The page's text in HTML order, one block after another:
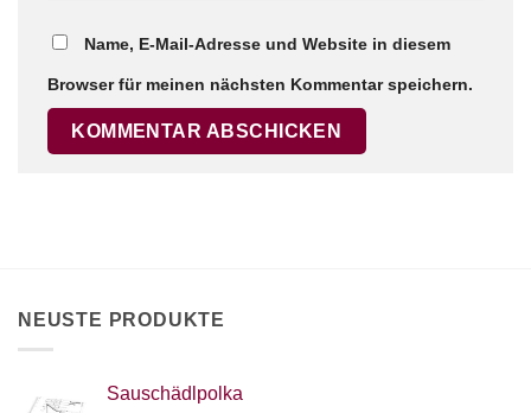
Name, E-Mail-Adresse und Website in diesem
Browser für meinen nächsten Kommentar speichern.
NEUSTE PRODUKTE
Sauschädlpolka
AKKORDZITHER